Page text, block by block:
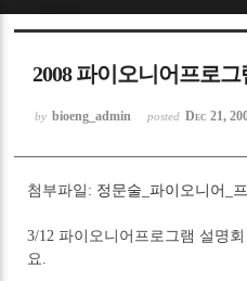
2008 파이오니어프로
by bioeng_admin posted Dec 21,
첨부파일: 정문술_파이오니어_
3/12 파이오니어프로그램 설명
요.
Sketchbook5,
Sketchbook5,